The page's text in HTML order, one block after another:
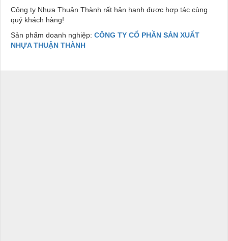
Công ty Nhựa Thuận Thành rất hân hạnh được hợp tác cùng
quý khách hàng!
Sản phẩm doanh nghiệp: CÔNG TY CỔ PHẦN SẢN XUẤT
NHỰA THUẬN THÀNH